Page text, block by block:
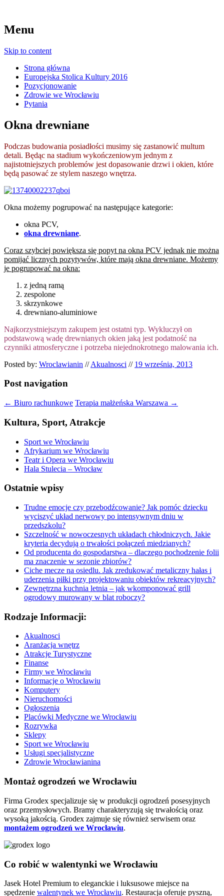
Menu
Skip to content
Strona główna
Europejska Stolica Kultury 2016
Pozycjonowanie
Zdrowie we Wrocławiu
Pytania
Okna drewniane
Podczas budowania posiadłości musimy się zastanowić multum
detali. Będąc na stadium wykończeniowym jednym z
najistotniejszych problemów jest dopasowanie drzwi i okien, które
będą pasować ze stylem naszego wnętrza.
Okna możemy pogrupować na następujące kategorie:
okna PCV,
okna drewniane.
Coraz szybciej powiększa się popyt na okna PCV jednak nie można
pomijać licznych pozytywów, które mają okna drewniane. Możemy
je pogrupować na okna:
z jedną ramą
zespolone
skrzynkowe
drewniano-aluminiowe
Najkorzystniejszym zakupem jest ostatni typ. Wykluczył on
podstawową wadę drewnianych okien jaką jest podatność na
czynniki atmosferyczne i potrzeba niejednokrotnego malowania ich.
Posted by: Wroclawianin // Akualnosci // 19 września, 2013
Post navigation
← Biuro rachunkowe Terapia małżeńska Warszawa →
Kultura, Sport, Atrakcje
Sport we Wrocławiu
Afrykarium we Wrocławiu
Teatr i Opera we Wrocławiu
Hala Stulecia – Wrocław
Ostatnie wpisy
Trudne emocje czy przebodźcowanie? Jak pomóc dziecku
wyciszyć układ nerwowy po intensywnym dniu w
przedszkolu?
Szczelność w nowoczesnych układach chłodniczych. Jakie
kryteria decydują o trwałości połączeń miedzianych?
Od producenta do gospodarstwa – dlaczego pochodzenie folii
ma znaczenie w sezonie zbiorów?
Ciche mecze na osiedlu. Jak zredukować metaliczny hałas i
uderzenia piłki przy projektowaniu obiektów rekreacyjnych?
Zewnętrzna kuchnia letnia – jak wkomponować grill
ogrodowy murowany w blat roboczy?
Rodzaje Informacji:
Akualnosci
Aranżacja wnętrz
Atrakcje Turystyczne
Finanse
Firmy we Wrocławiu
Informacje o Wrocławiu
Komputery
Nieruchomości
Ogłoszenia
Placówki Medyczne we Wrocławiu
Rozrywka
Sklepy
Sport we Wrocławiu
Usługi specjalistyczne
Zdrowie Wrocławianina
Montaż ogrodzeń we Wrocławiu
Firma Grodex specjalizuje się w produkcji ogrodzeń posesyjnych
oraz przemysłowych. Bramy charakteryzują się trwałością oraz
wysoką jakością. Grodex zajmuje się również serwisem oraz
montażem ogrodzeń we Wrocławiu.
Co robić w walentynki we Wrocławiu
Jasek Hotel Premium to eleganckie i luksusowe miejsce na
spędzenie walentynek we Wrocławiu. Restauracja oferuje pyszną,